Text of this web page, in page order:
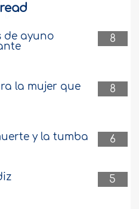
8
de ayuno
8
la mujer que
6
y la tumba
5